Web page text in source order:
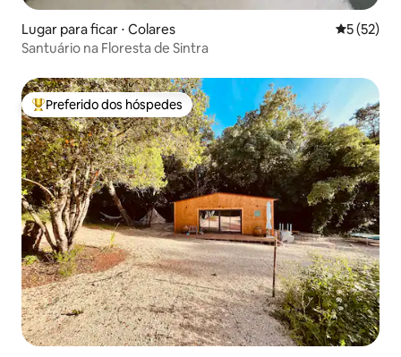
Lugar para ficar ⋅ Colares 5 de uma
5 (52)
Santuário na Floresta de Sintra
Entre os melhores preferidos dos hóspedes
Preferido dos hóspedes